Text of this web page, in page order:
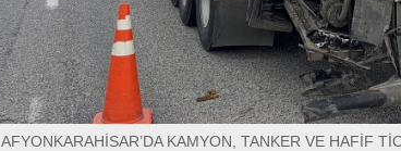
AFYONKARAHİSAR’DA KAMYON, TANKER VE HAFİF